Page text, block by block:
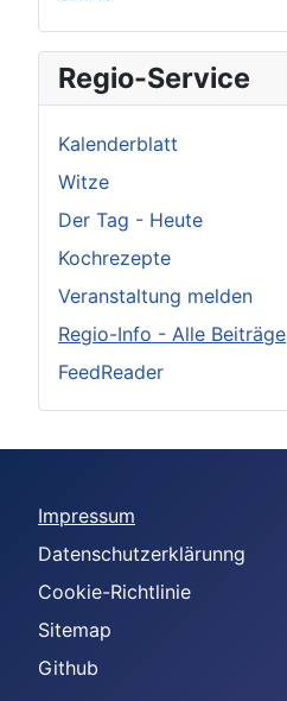
Regio-Service
Kalenderblatt
Witze
Der Tag - Heute
Kochrezepte
Veranstaltung melden
Regio-Info - Alle Beiträge
FeedReader
Impressum
Datenschutzerklärunng
Cookie-Richtlinie
Sitemap
Github